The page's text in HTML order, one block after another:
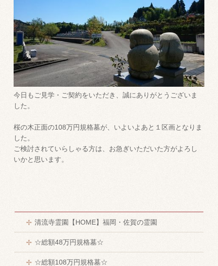
今日もご見学・ご契約をいただき、誠にありがとうございま
した。
桜の木正面の108万円規格墓が、いよいよあと１区画となりま
した。
ご検討されていらしゃる方は、お急ぎいただいた方がよろし
いかと思います。
清流寺霊園【HOME】福岡・佐賀の霊園
☆総額48万円規格墓☆
☆総額108万円規格墓☆